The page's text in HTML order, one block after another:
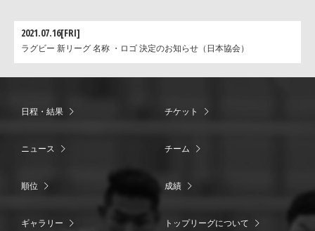
2021.07.16[FRI]
ラグビー 新リーグ 名称 ・ロゴ 決定のお知らせ（日本協会）
日程・結果 チケット
ニュース チーム
順位 成績
ギャラリー トップリーグについて